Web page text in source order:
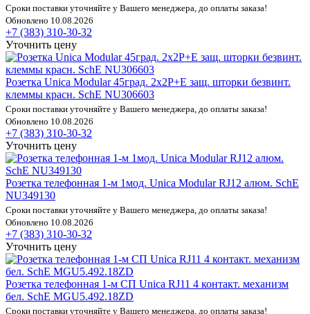
Сроки поставки уточняйте у Вашего менеджера, до оплаты заказа!
Обновлено 10.08.2026
+7 (383) 310-30-32
Уточнить цену
Розетка Unica Modular 45град. 2х2P+E защ. шторки безвинт.
клеммы красн. SchE NU306603
Сроки поставки уточняйте у Вашего менеджера, до оплаты заказа!
Обновлено 10.08.2026
+7 (383) 310-30-32
Уточнить цену
Розетка телефонная 1-м 1мод. Unica Modular RJ12 алюм. SchE
NU349130
Сроки поставки уточняйте у Вашего менеджера, до оплаты заказа!
Обновлено 10.08.2026
+7 (383) 310-30-32
Уточнить цену
Розетка телефонная 1-м СП Unica RJ11 4 контакт. механизм
бел. SchE MGU5.492.18ZD
Сроки поставки уточняйте у Вашего менеджера, до оплаты заказа!